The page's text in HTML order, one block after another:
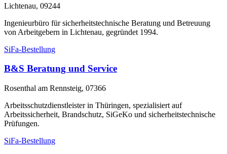
Lichtenau, 09244
Ingenieurbüro für sicherheitstechnische Beratung und Betreuung
von Arbeitgebern in Lichtenau, gegründet 1994.
SiFa-Bestellung
B&S Beratung und Service
Rosenthal am Rennsteig, 07366
Arbeitsschutzdienstleister in Thüringen, spezialisiert auf
Arbeitssicherheit, Brandschutz, SiGeKo und sicherheitstechnische
Prüfungen.
SiFa-Bestellung